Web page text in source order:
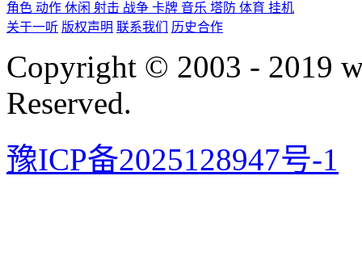
角色 动作 休闲 射击 战争 卡牌 音乐 塔防 体育 挂机
关于一听 版权声明 联系我们 历史合作
Copyright © 2003 - 2019
Reserved.
豫ICP备2025128947号-1